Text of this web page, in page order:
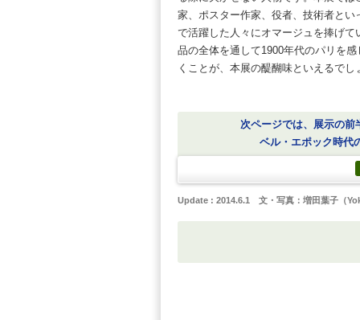
次ページでは、展示の前半
ベル・エポック時代のパ
Update : 2014.6.1 文・写真：増田葉子（Yoko